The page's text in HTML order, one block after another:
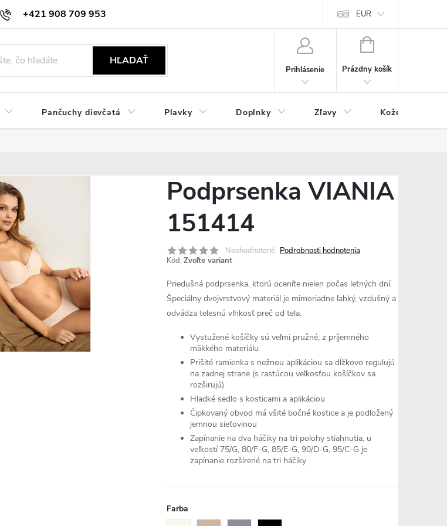
+421 908 709 953
objednavky@ibielizen.sk
EUR
HĽADAŤ
Prihlásenie
NÁKUPNÝ
Prázdny košík
Pančuchy dievčatá Plavky Doplnky Zľavy Kožený tovar
Podprsenka VIANIA
151414
Neohodnotené Podrobnosti hodnotenia
Kód: Zvoľte variant
Priedušná podprsenka, ktorú oceníte nielen počas letných dní.
Špeciálny dvojvrstvový materiál je mimoriadne ľahký, vzdušný a
odvádza telesnú vlhkosť preč od tela.
Vystužené košíčky sú veľmi pružné, z príjemného
mäkkého materiálu
Prišité ramienka s nežnou aplikáciou sa dĺžkovo regulujú
na zadnej strane (s rastúcou veľkosťou košíčkov sa
rozširujú)
Hladké sedlo s kosticami a aplikáciou
Čipkovaný obvod má všité bočné kostice a je podložený
jemnou sieťovinou
Zapínanie na dva háčiky na tri polohy stiahnutia, u
veľkostí 75/G, 80/F-G, 85/E-G, 90/D-G, 95/C-G je
zapínanie rozšírené na tri háčiky
Farba